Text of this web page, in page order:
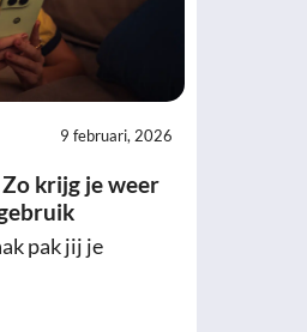
9 februari, 2026
krijg je weer
pak jij je